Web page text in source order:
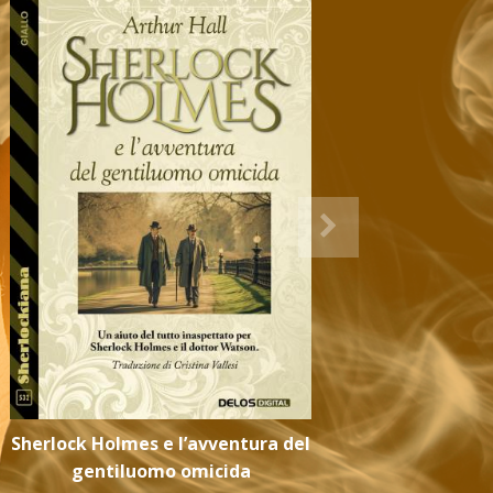
Sherlock Holmes e l’avventura del
gentiluomo omicida